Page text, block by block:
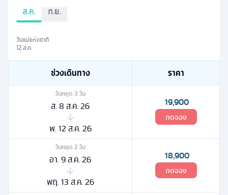
ส.ค. ก.ย.
วันแม่แห่งชาติ
12 ส.ค.
ช่วงเดินทาง ราคา
วันหยุด 3วัน
ส. 8 ส.ค. 26
พ. 12 ส.ค. 26
19,900
กดจอง
วันหยุด 2วัน
อา. 9 ส.ค. 26
พฤ. 13 ส.ค. 26
18,900
กดจอง